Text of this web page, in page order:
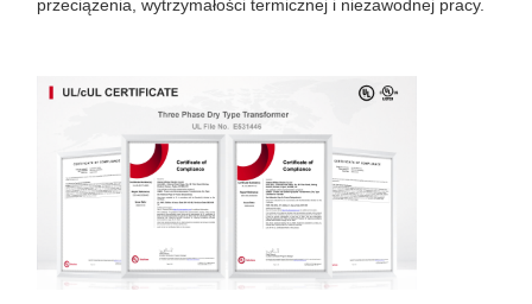
przeciążenia, wytrzymałości termicznej i niezawodnej pracy.